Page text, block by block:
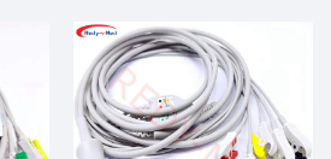
NC8 En-dels 3-led/5-led
EKG-kabel